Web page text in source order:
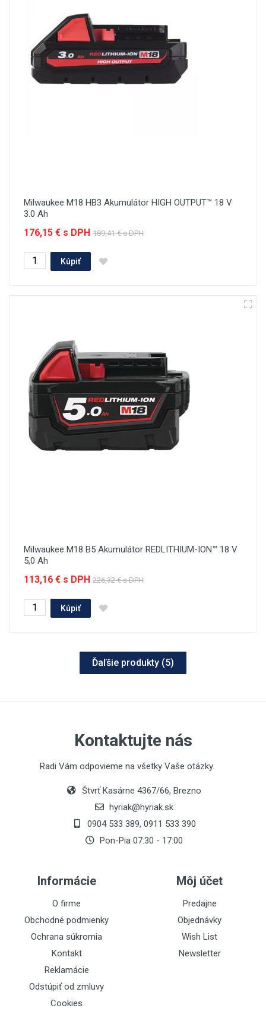
Milwaukee M18 HB3 Akumulátor HIGH OUTPUT™ 18 V
3.0 Ah
176,15 € s DPH 189,41 € s DPH
Kúpiť
Milwaukee M18 B5 Akumulátor REDLITHIUM-ION™ 18 V
5,0 Ah
113,16 € s DPH 226,32 € s DPH
Kúpiť
Ďaľšie produkty (5)
Kontaktujte nás
Radi Vám odpovieme na všetky Vaše otázky.
Štvrť Kasárne 4367/66, Brezno
hyriak@hyriak.sk
0904 533 389, 0911 533 390
Pon-Pia 07:30 - 17:00
Informácie
O firme
Obchodné podmienky
Ochrana súkromia
Kontakt
Reklamácie
Odstúpiť od zmluvy
Cookies
Môj účet
Predajne
Objednávky
Wish List
Newsletter